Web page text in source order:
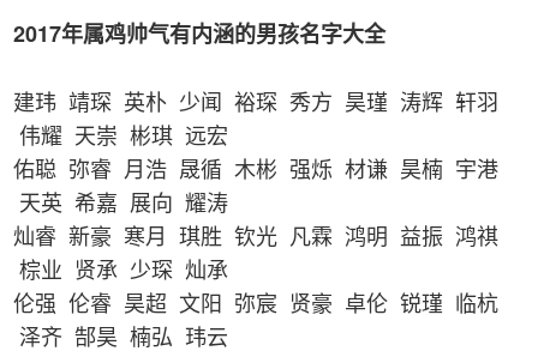
2017年属鸡帅气有内涵的男孩名字大全
建玮 靖琛 英朴 少闻 裕琛 秀方 昊瑾 涛辉 轩羽
伟耀 天崇 彬琪 远宏
佑聪 弥睿 月浩 晟循 木彬 强烁 材谦 昊楠 宇港
天英 希嘉 展向 耀涛
灿睿 新豪 寒月 琪胜 钦光 凡霖 鸿明 益振 鸿祺
棕业 贤承 少琛 灿承
伦强 伦睿 昊超 文阳 弥宸 贤豪 卓伦 锐瑾 临杭
泽齐 郜昊 楠弘 玮云